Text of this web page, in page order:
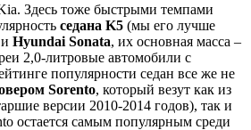
Здесь тоже быстрыми темпами
седана K5 (мы его лучше
Hyundai Sonata, их основная масса –
2,0-литровые автомобили с
популярности седан все же не
Sorento, который везут как из
версии 2010-2014 годов), так и
остается самым популярным среди